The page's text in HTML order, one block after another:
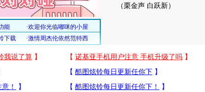
（栗金声 白跃新）